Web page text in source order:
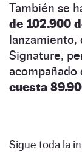
También se
de 102.900
lanzamiento,
Signature,
acompañado
cuesta
Sigue toda la